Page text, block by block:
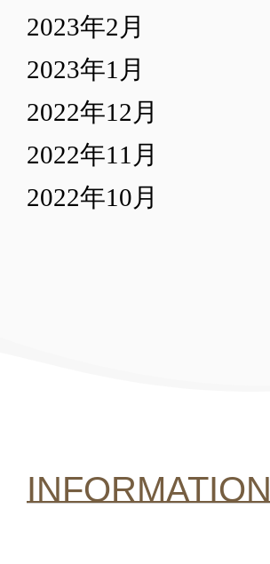
2023年2月
2023年1月
2022年12月
2022年11月
2022年10月
INFORMATION